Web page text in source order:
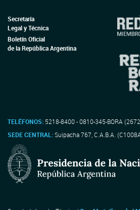
Secretaría
Legal y Técnica
Boletín Oficial
de la República Argentina
TELÉFONOS: 5218-8400 - 0810-345-BORA
SEDE CENTRAL:Suipacha 767, C.A.B.A.